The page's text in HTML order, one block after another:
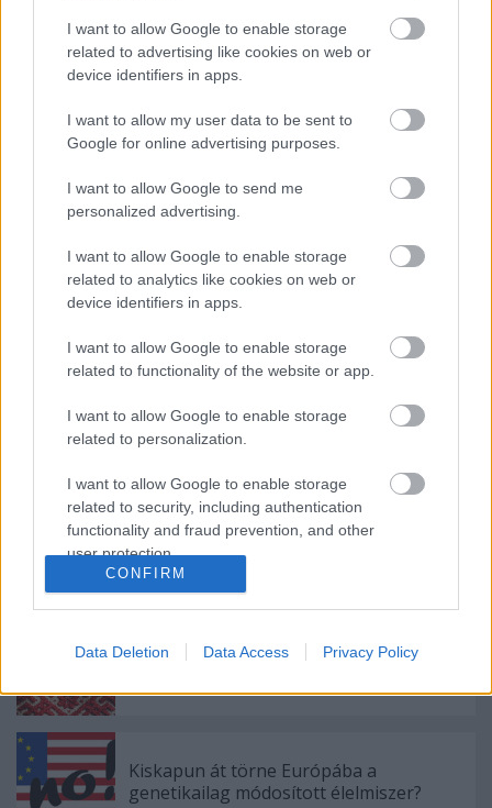
I want to allow Google to enable storage
related to advertising like cookies on web or
device identifiers in apps.
I want to allow my user data to be sent to
Google for online advertising purposes.
I want to allow Google to send me
personalized advertising.
I want to allow Google to enable storage
related to analytics like cookies on web or
device identifiers in apps.
I want to allow Google to enable storage
related to functionality of the website or app.
I want to allow Google to enable storage
related to personalization.
I want to allow Google to enable storage
related to security, including authentication
functionality and fraud prevention, and other
user protection.
CONFIRM
Data Deletion Data Access Privacy Policy
kötevife tőzegtavak oktvf
Háttér-kép (1789)
Ligetvédők, fa-szbukaktivisták és más
belvárosi özön fa-jok
Az ökológiai szemléletű ember eo ipso
Kiskapun át törne Európába a
genetikailag módosított élelmiszer?